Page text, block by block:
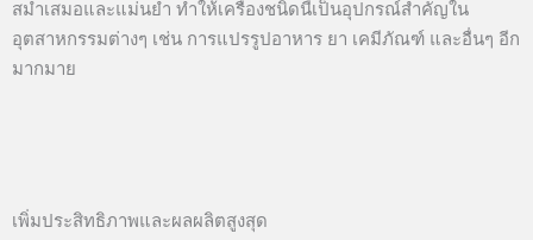
สม่ำเสมอและแม่นยำ ทำให้เครื่องชนิดนี้เป็นอุปกรณ์สำคัญใน
อุตสาหกรรมต่างๆ เช่น การแปรรูปอาหาร ยา เคมีภัณฑ์ และอื่นๆ อีก
มากมาย
เพิ่มประสิทธิภาพและผลผลิตสูงสุด